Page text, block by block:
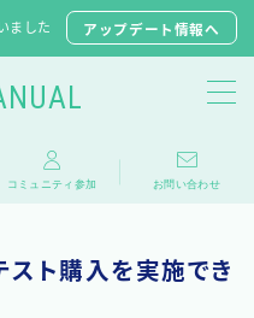
ました アップデート情報へ
コミュニティ参加 お問い合わせ
ト購入を実施でき